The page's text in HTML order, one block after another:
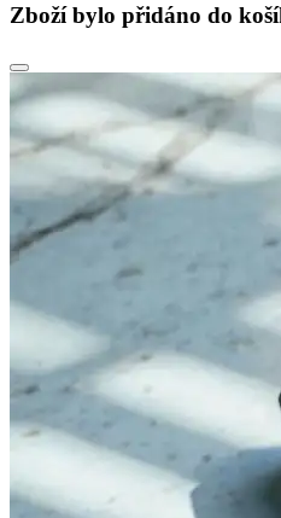
Zboží bylo přidáno do